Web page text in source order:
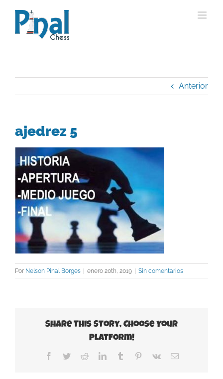
contenido
Anterior
ajedrez 5
Por Nelson Pinal Borges | enero 20th, 2019 | Sin comentarios
Share This Story, Choose Your
Platform!
Facebook
TwitterRedditLinkedInTumblr Pinterest
Vk
Correo